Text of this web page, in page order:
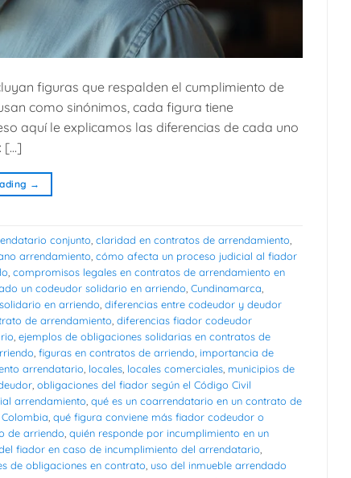
figuras que respalden el cumplimiento de
como sinónimos, cada figura tiene
aquí le explicamos las diferencias de cada uno
[…]
→
conjunto claridad en contratos de arrendamiento
arrendamiento cómo afecta un proceso judicial al fiador
compromisos legales en contratos de arrendamiento en
un codeudor solidario en arriendo Cundinamarca
en arriendo diferencias entre codeudor y deudor
de arrendamiento diferencias fiador codeudor
ejemplos de obligaciones solidarias en contratos de
figuras en contratos de arriendo importancia de
arrendatario locales locales comerciales municipios de
obligaciones del fiador según el Código Civil
arrendamiento qué es un coarrendatario en un contrato de
qué figura conviene más fiador codeudor o
de arriendo quién responde por incumplimiento en un
fiador en caso de incumplimiento del arrendatario
de obligaciones en contrato uso del inmueble arrendado